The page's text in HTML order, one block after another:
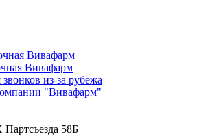
Вивафарм
Вивафарм
звонков из-за рубежа
"Вивафарм"
58Б